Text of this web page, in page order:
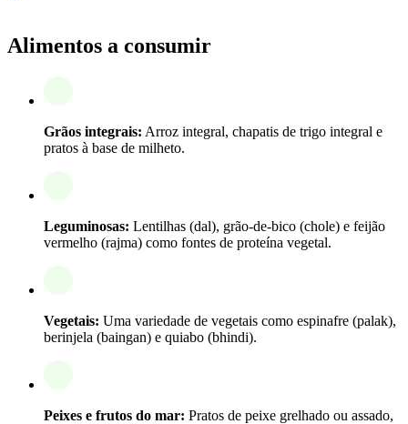
Alimentos a consumir
Grãos integrais: Arroz integral, chapatis de trigo integral e
pratos à base de milheto.
Leguminosas: Lentilhas (dal), grão-de-bico (chole) e feijão
vermelho (rajma) como fontes de proteína vegetal.
Vegetais: Uma variedade de vegetais como espinafre (palak),
berinjela (baingan) e quiabo (bhindi).
Peixes e frutos do mar: Pratos de peixe grelhado ou assado,